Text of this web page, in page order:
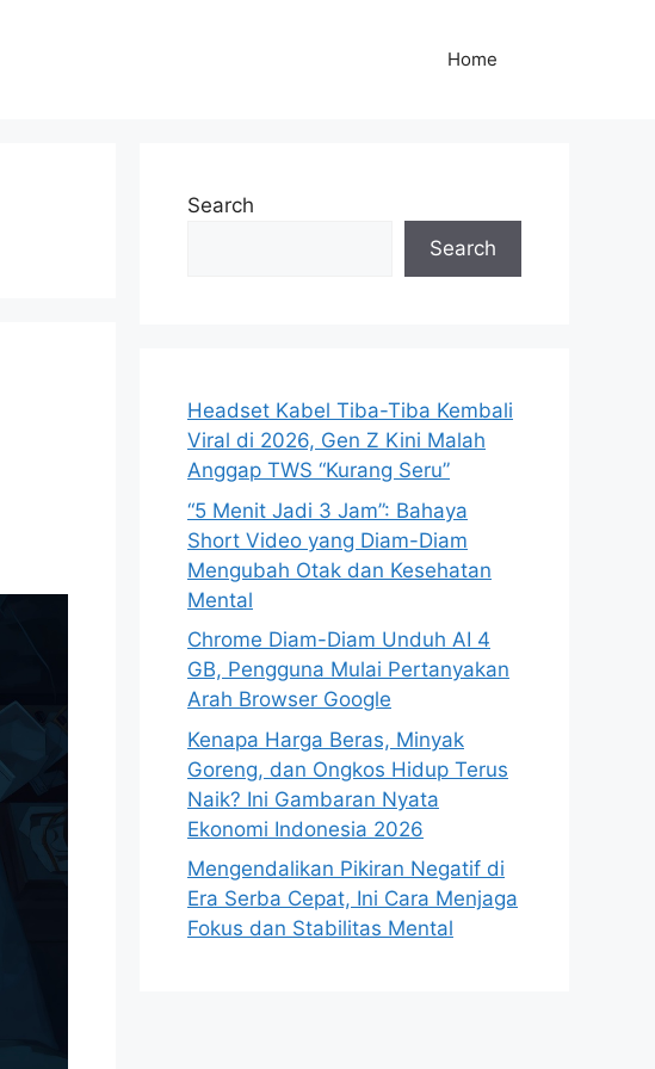
Home
Search
Search
Headset Kabel Tiba-Tiba Kembali
Viral di 2026, Gen Z Kini Malah
Anggap TWS “Kurang Seru”
“5 Menit Jadi 3 Jam”: Bahaya
Short Video yang Diam-Diam
Mengubah Otak dan Kesehatan
Mental
Chrome Diam-Diam Unduh AI 4
GB, Pengguna Mulai Pertanyakan
Arah Browser Google
Kenapa Harga Beras, Minyak
Goreng, dan Ongkos Hidup Terus
Naik? Ini Gambaran Nyata
Ekonomi Indonesia 2026
Mengendalikan Pikiran Negatif di
Era Serba Cepat, Ini Cara Menjaga
Fokus dan Stabilitas Mental